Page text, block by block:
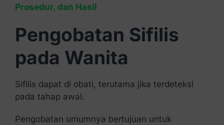
Prosedur, dan Hasil
Pengobatan Sifilis
pada Wanita
Sifilis dapat di obati, terutama jika terdeteksi
pada tahap awal.
Pengobatan umumnya bertujuan untuk